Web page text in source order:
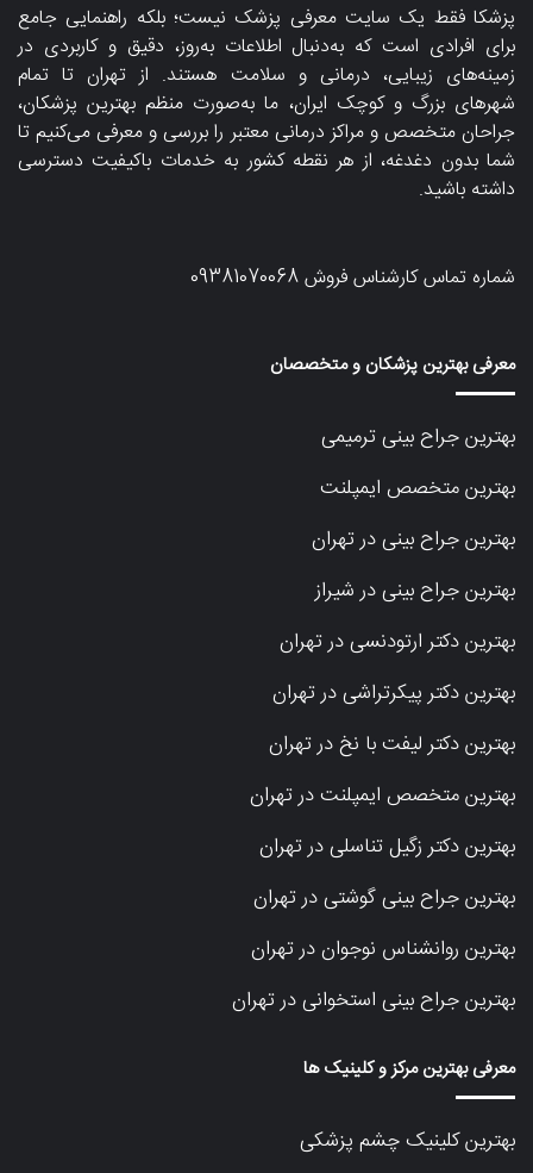
پزشکا فقط یک سایت معرفی پزشک نیست؛ بلکه راهنمایی جامع
برای افرادی است که به‌دنبال اطلاعات به‌روز، دقیق و کاربردی در
زمینه‌های زیبایی، درمانی و سلامت هستند. از تهران تا تمام
شهرهای بزرگ و کوچک ایران، ما به‌صورت منظم بهترین پزشکان،
جراحان متخصص و مراکز درمانی معتبر را بررسی و معرفی می‌کنیم تا
شما بدون دغدغه، از هر نقطه کشور به خدمات باکیفیت دسترسی
داشته باشید.
شماره تماس کارشناس فروش09381070068
معرفی بهترین پزشکان و متخصصان
بهترین جراح بینی ترمیمی
بهترین متخصص ایمپلنت
بهترین جراح بینی در تهران
بهترین جراح بینی در شیراز
بهترین دکتر ارتودنسی در تهران
بهترین دکتر پیکرتراشی در تهران
بهترین دکتر لیفت با نخ در تهران
بهترین متخصص ایمپلنت در تهران
بهترین دکتر زگیل تناسلی در تهران
بهترین جراح بینی گوشتی در تهران
بهترین روانشناس نوجوان در تهران
بهترین جراح بینی استخوانی در تهران
معرفی بهترین مرکز و کلینیک ها
بهترین کلینیک چشم پزشکی